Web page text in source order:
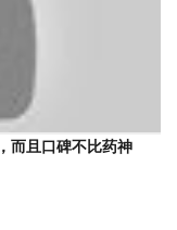
而且口碑不比药神